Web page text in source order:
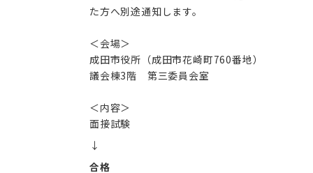
た方へ別途通知します。
＜会場＞
成田市役所（成田市花崎町760番地）
議会棟3階 第三委員会室
＜内容＞
面接試験
↓
合格